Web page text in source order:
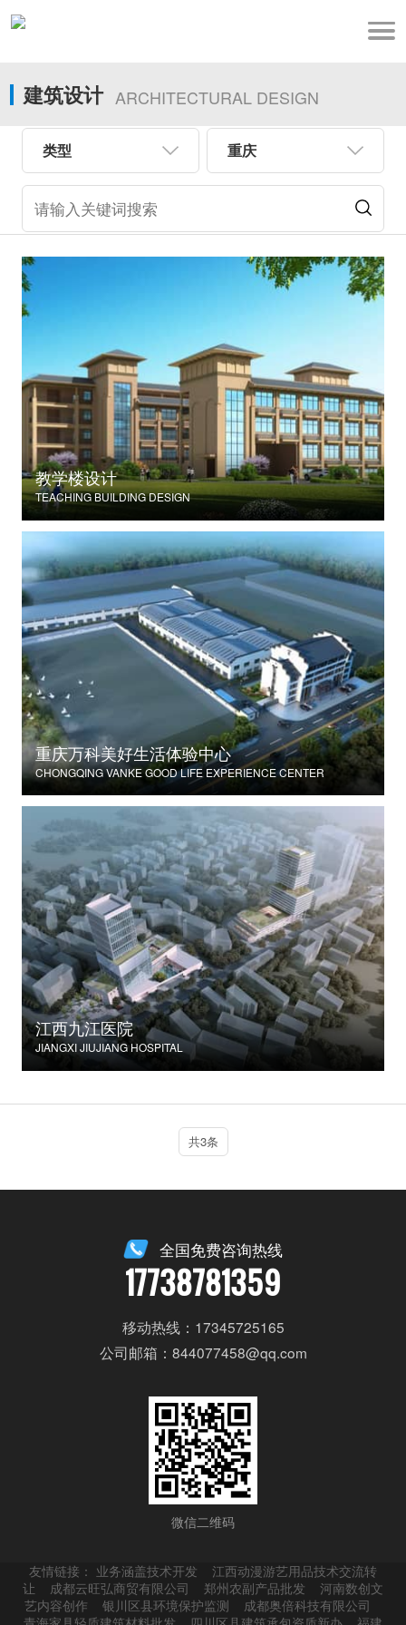
建筑设计 ARCHITECTURAL DESIGN
类型 重庆
教学楼设计
TEACHING BUILDING DESIGN
重庆万科美好生活体验中心
CHONGQING VANKE GOOD LIFE EXPERIENCE CENTER
江西九江医院
JIANGXI JIUJIANG HOSPITAL
共3条
全国免费咨询热线
17738781359
移动热线：17345725165
公司邮箱：844077458@qq.com
微信二维码
友情链接： 业务涵盖技术开发
江西动漫游艺用品技术交流转
让
成都云旺弘商贸有限公司 郑州农副产品批发
河南数创文
艺内容创作
银川区县环境保护监测
成都奥倍科技有限公司